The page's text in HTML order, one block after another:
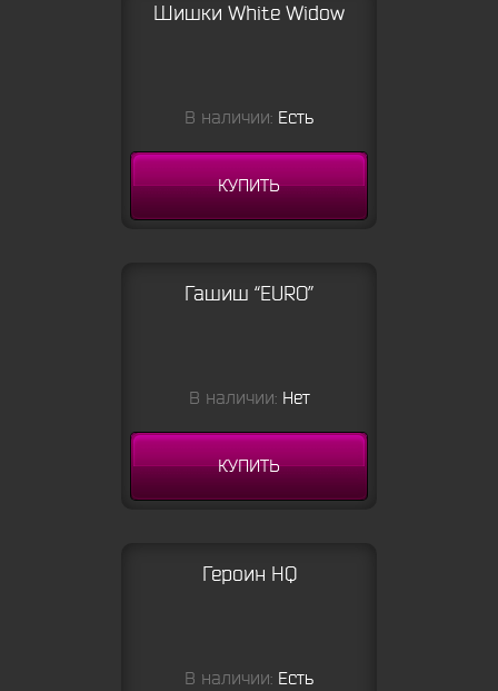
Шишки White Widow
В наличии: Есть
КУПИТЬ
Гашиш “EURO”
В наличии: Нет
КУПИТЬ
Героин HQ
В наличии: Есть